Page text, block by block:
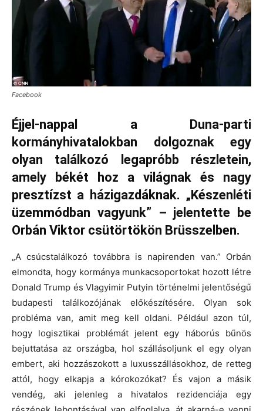
Facebook
Éjjel-nappal a Duna-parti
kormányhivatalokban dolgoznak egy
olyan találkozó legapróbb részletein,
amely békét hoz a világnak és nagy
presztízst a házigazdáknak. „Készenléti
üzemmódban vagyunk” – jelentette be
Orbán Viktor csütörtökön Brüsszelben.
„A csúcstalálkozó továbbra is napirenden van.” Orbán
elmondta, hogy kormánya munkacsoportokat hozott létre
Donald Trump és Vlagyimir Putyin történelmi jelentőségű
budapesti találkozójának előkészítésére.
Olyan sok
probléma van, amit meg kell oldani. Például azon túl,
hogy logisztikai problémát jelent egy háborús bűnös
bejuttatása az országba, hol szállásoljunk el egy olyan
embert, aki hozzászokott a luxusszállásokhoz, de retteg
attól, hogy elkapja a kórokozókat?
És vajon a másik
vendég, aki jelenleg a hivatalos rezidenciája egy